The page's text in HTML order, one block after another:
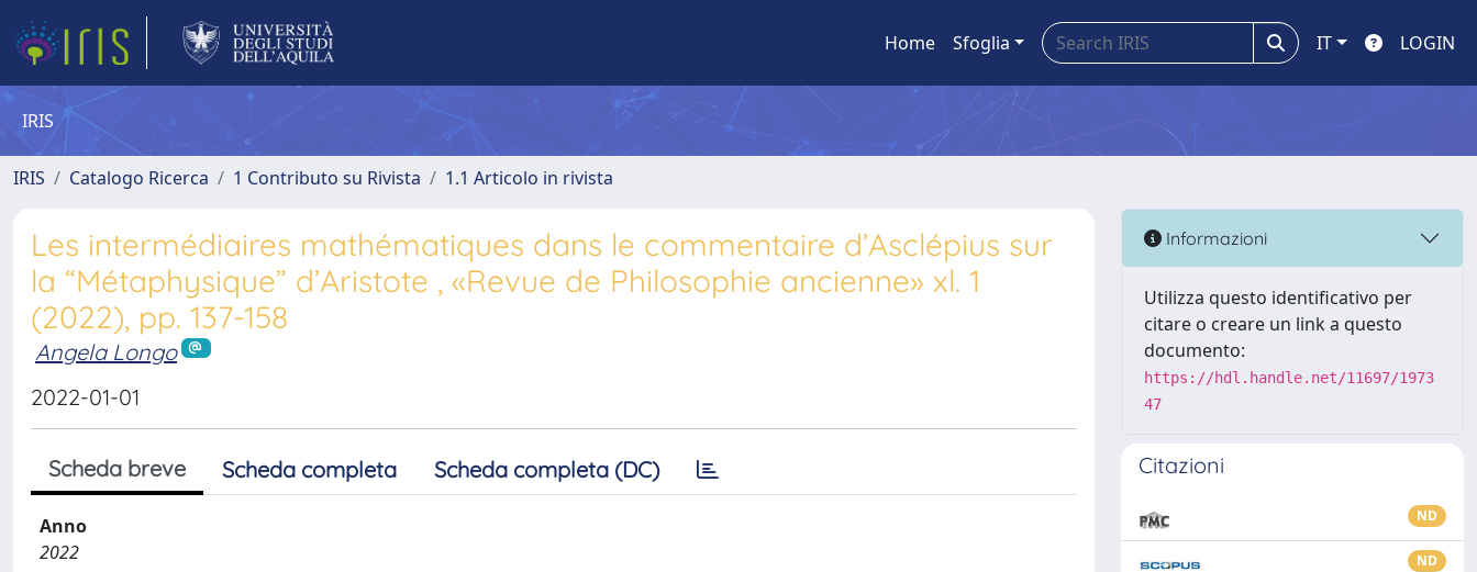
Home Sfoglia IT LOGIN
IRIS
IRIS Catalogo Ricerca 1 Contributo su Rivista 1.1 Articolo in rivista
Les intermédiaires mathématiques dans le commentaire d’Asclépius sur
la “Métaphysique” d’Aristote , «Revue de Philosophie ancienne» xl. 1
(2022), pp. 137-158
Angela Longo
2022-01-01
Scheda breve Scheda completa Scheda completa (DC)
Anno
2022
Informazioni
Utilizza questo identificativo per
citare o creare un link a questo
documento:
https://hdl.handle.net/11697/1973
47
Citazioni
ND
ND